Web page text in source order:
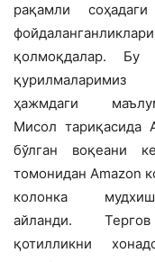
рақамли
қолмоқдалар. Бу
ҳажмдаги
Мисол тариқасида
бўлган воқеани
томонидан Amazon
колонка
айланди.
қотилликни